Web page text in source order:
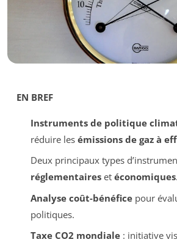
EN BREF
Instruments de politique
réduire les émissions de gaz à
Deux principaux types
réglementaireset économiques.
Analyse coût-bénéficepour
politiques.
Taxe CO2 mondiale: initiative